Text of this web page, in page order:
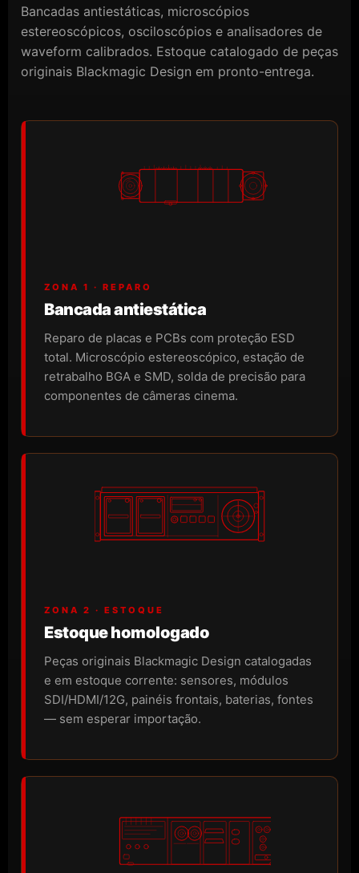
Bancadas antiestáticas, microscópios
estereoscópicos, osciloscópios e analisadores de
waveform calibrados. Estoque catalogado de peças
originais Blackmagic Design em pronto-entrega.
ZONA 1 · REPARO
Bancada antiestática
Reparo de placas e PCBs com proteção ESD
total. Microscópio estereoscópico, estação de
retrabalho BGA e SMD, solda de precisão para
componentes de câmeras cinema.
ZONA 2 · ESTOQUE
Estoque homologado
Peças originais Blackmagic Design catalogadas
e em estoque corrente: sensores, módulos
SDI/HDMI/12G, painéis frontais, baterias, fontes
— sem esperar importação.